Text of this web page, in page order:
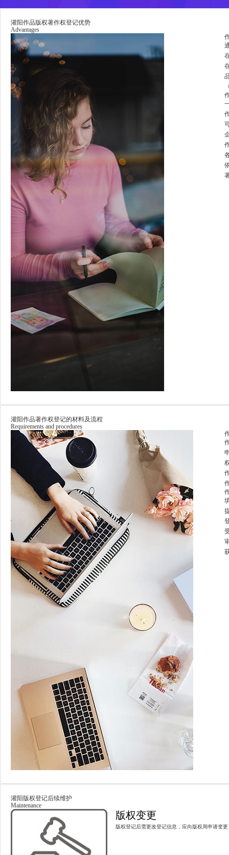
灌阳作品版权著作权登记优势
Advantages
灌阳作品著作权登记的材料及流程
Requirements and procedures
灌阳版权登记后续维护
Maintenance
版权变更
版权登记后需更改登记信息，应向版权局申请变